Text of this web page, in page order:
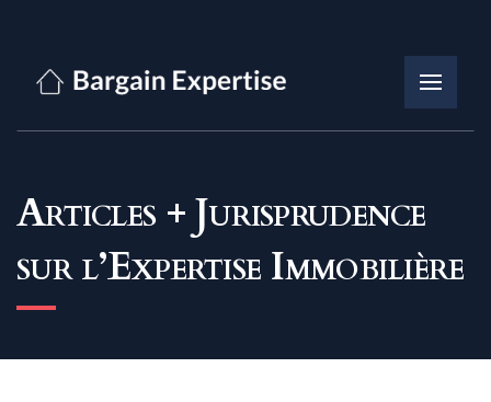
Articles + Jurisprudence
sur l’Expertise Immobilière